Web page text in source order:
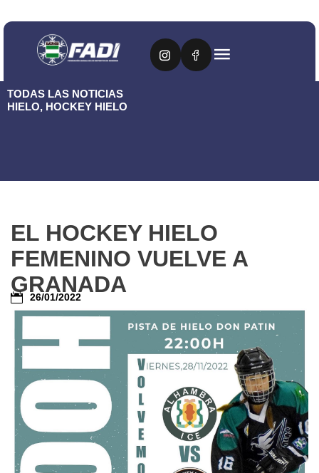
TODAS LAS NOTICIAS
HIELO, HOCKEY HIELO
EL HOCKEY HIELO
FEMENINO VUELVE A
GRANADA
26/01/2022